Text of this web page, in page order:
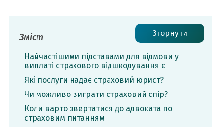
Зміст Згорнути
Найчастішими підставами для відмови у
виплаті страхового відшкодування є
Які послуги надає страховий юрист?
Чи можливо виграти страховий спір?
Коли варто звертатися до адвоката по
страховим питанням